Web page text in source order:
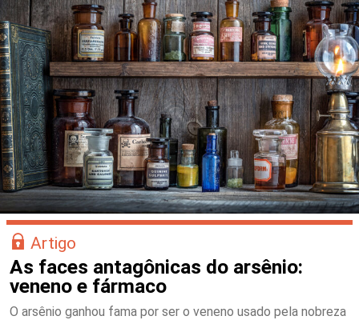
Artigo
As faces antagônicas do arsênio:
veneno e fármaco
O arsênio ganhou fama por ser o veneno usado pela nobreza